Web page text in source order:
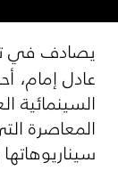
يصادف في
عادل
السينمائية
المعاصرة